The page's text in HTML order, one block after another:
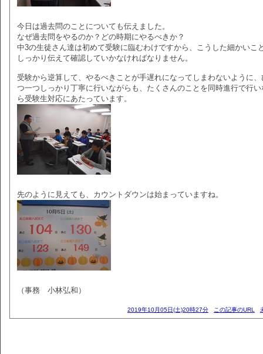
今日は過去問のことについても伝えました。
なぜ過去問をやるのか？どの時期にやるべきか？
中3の生徒さん達は初めて受験に臨むわけですから、こうした細かいこ
しっかり伝えて確認していかなければなりません。
受験から逆算して、やるべきことが手遅れになってしまわないように、
つ一つしっかり丁寧に行いながらも、たくさんのことを同時進行で行い
ら受験生対応にあたっています。
先のように見えても、カウントダウンは始まっていますね。
（事務 小林弘和）
2019年10月05日(土)20時27分 この記事のURL